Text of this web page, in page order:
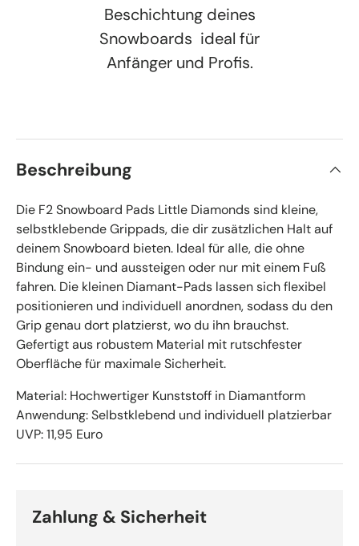
Beschichtung deines
Snowboards  ideal für
Anfänger und Profis.
Beschreibung
Die F2 Snowboard Pads Little Diamonds sind kleine,
selbstklebende Grippads, die dir zusätzlichen Halt auf
deinem Snowboard bieten. Ideal für alle, die ohne
Bindung ein- und aussteigen oder nur mit einem Fuß
fahren. Die kleinen Diamant-Pads lassen sich flexibel
positionieren und individuell anordnen, sodass du den
Grip genau dort platzierst, wo du ihn brauchst.
Gefertigt aus robustem Material mit rutschfester
Oberfläche für maximale Sicherheit.
Material: Hochwertiger Kunststoff in Diamantform
Anwendung: Selbstklebend und individuell platzierbar
UVP: 11,95 Euro
Zahlung & Sicherheit